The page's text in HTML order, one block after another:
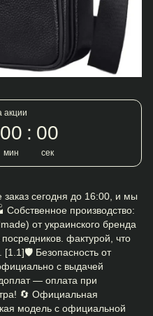
акции
00
мин
00
сек
сегодня до 16:00, и мы
Собственное производство:
от украинского бренда
фактурой, что
[1.1]🛡️ Безопасность от
с выдачей
— оплата при
🔄 Официальная
модель с официальной